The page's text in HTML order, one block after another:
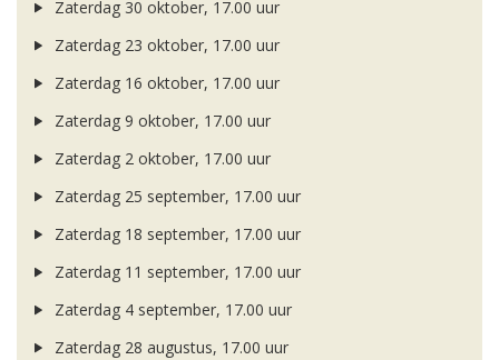
Zaterdag 30 oktober, 17.00 uur
Zaterdag 23 oktober, 17.00 uur
Zaterdag 16 oktober, 17.00 uur
Zaterdag 9 oktober, 17.00 uur
Zaterdag 2 oktober, 17.00 uur
Zaterdag 25 september, 17.00 uur
Zaterdag 18 september, 17.00 uur
Zaterdag 11 september, 17.00 uur
Zaterdag 4 september, 17.00 uur
Zaterdag 28 augustus, 17.00 uur